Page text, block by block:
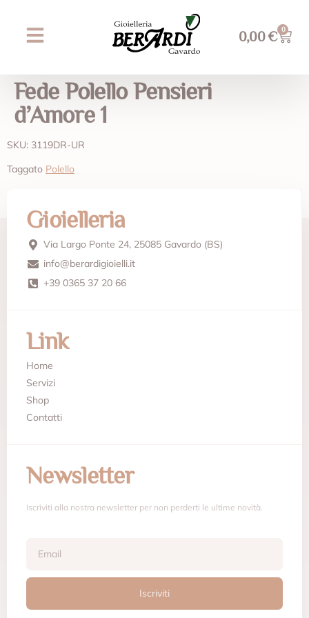
0,00€ 0
Fede Polello Pensieri
d’Amore 1
SKU: 3119DR-UR
Taggato Polello
Gioielleria
Via Largo Ponte 24, 25085 Gavardo (BS)
info@berardigioielli.it
+39 0365 37 20 66
Link
Home
Servizi
Shop
Contatti
Newsletter
Iscriviti alla nostra newsletter per non perderti le ultime novità.
Iscriviti